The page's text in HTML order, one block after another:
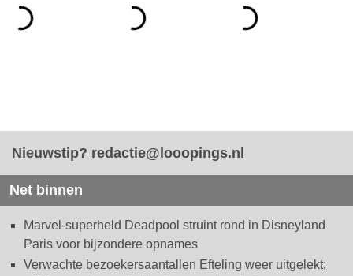
Nieuwstip? redactie@looopings.nl
Net binnen
Marvel-superheld Deadpool struint rond in Disneyland
Paris voor bijzondere opnames
Verwachte bezoekersaantallen Efteling weer uitgelekt: